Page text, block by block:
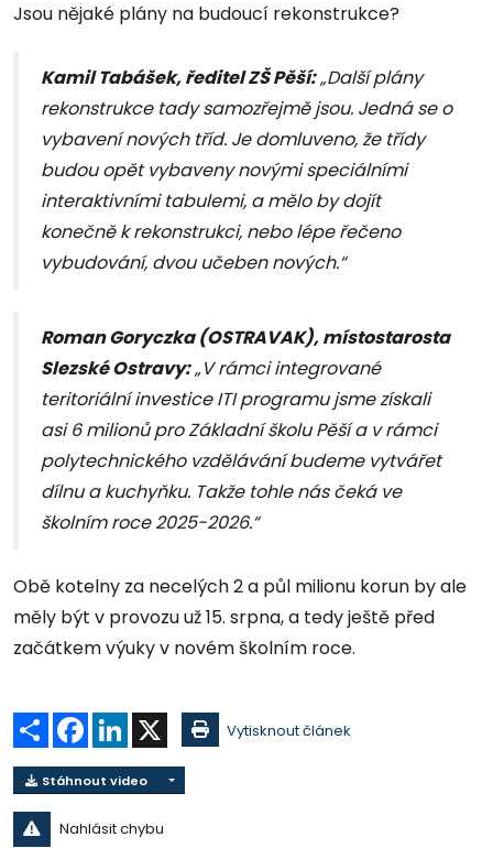
Jsou nějaké plány na budoucí rekonstrukce?
Kamil Tabášek, ředitel ZŠ Pěší:„Další plány
rekonstrukce tady samozřejmě jsou. Jedná se o
vybavení nových tříd. Je domluveno, že třídy
budou opět vybaveny novými speciálními
interaktivními tabulemi, a mělo by dojít
konečně k rekonstrukci, nebo lépe řečeno
vybudování, dvou učeben nových.“
Roman Goryczka (OSTRAVAK), místostarosta
Slezské Ostravy:„V rámci integrované
teritoriální investice ITI programu jsme získali
asi 6 milionů pro Základní školu Pěší a v rámci
polytechnického vzdělávání budeme vytvářet
dílnu a kuchyňku. Takže tohle nás čeká ve
školním roce 2025-2026.“
Obě kotelny za necelých 2 a půl milionu korun by ale
měly být v provozu už 15. srpna, a tedy ještě před
začátkem výuky v novém školním roce.
Sdílet Facebook
LinkedIn Vytisknout článek
Stáhnout video
Nahlásit chybu